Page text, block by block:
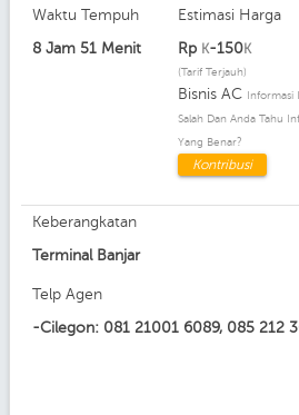
Waktu Tempuh
8 Jam 51 Menit
Estimasi Harga
Rp K-150K
(Tarif Terjauh)
Bisnis AC Informasi
Salah Dan Anda Tahu
Yang Benar?
Kontribusi
Keberangkatan
Terminal Banjar
Telp Agen
-Cilegon: 081 21001 6089, 085 212